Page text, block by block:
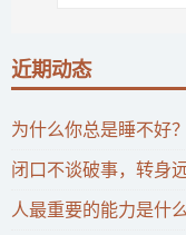
近期动态
为什么你总是睡不好？
闭口不谈破事，转身
人最重要的能力是什么